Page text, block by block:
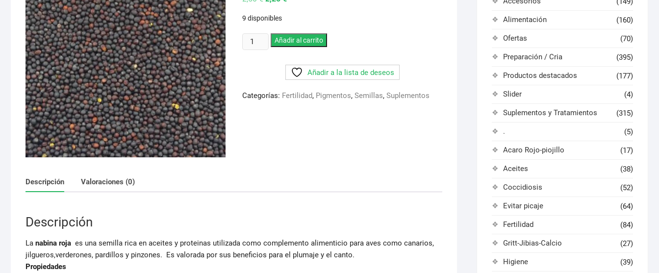
precio
era:
9 disponibles
Nabina
roja.
y
cantidad
Añadir al carrito
Añadir a la lista de deseos
Categorías: Fertilidad, Pigmentos, Semillas, Suplementos
Descripción Valoraciones (0)
Descripción
La nabina roja es una semilla rica en aceites y proteinas utilizada como complemento alimenticio para aves como canarios,
jilgueros,verderones, pardillos y pinzones. Es valorada por sus beneficios para el plumaje y el canto.
Propiedades
Alimentación (160)
Ofertas (70)
Preparación / Cria (395)
Productos destacados (177)
Slider (4)
Suplementos y Tratamientos (315)
. (5)
Acaro Rojo-piojillo (17)
Aceites (38)
Coccidiosis (52)
Evitar picaje (64)
Fertilidad (84)
Gritt-Jibias-Calcio (27)
Higiene (39)